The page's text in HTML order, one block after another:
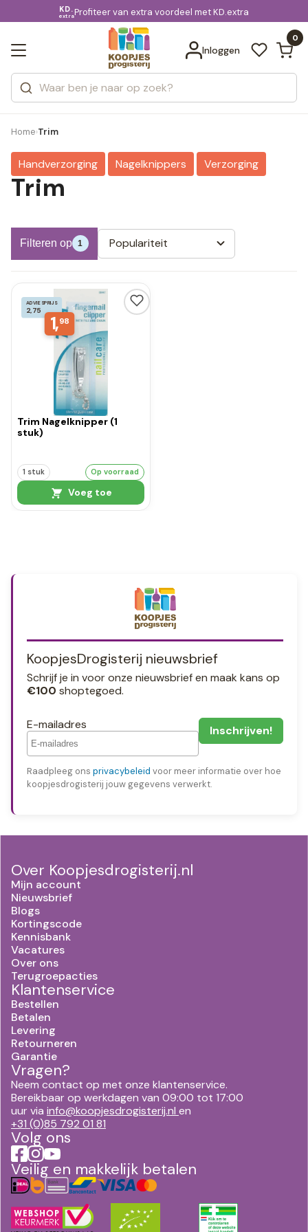
voor 20:00 uur besteld
Gratis bezorging
KD.
extraProfiteer van extra voordeel met KD.extra
Inloggen
0
Zoeken
Categorieën
Merken
Bekijk alle resultaten
Home›Trim
Handverzorging Nagelknippers Verzorging
Trim
Filteren op 1 Populariteit
ADVIESPRIJS
2,75
1,98
Trim Nagelknipper (1
stuk)
1 stuk Op voorraad
Voeg toe
KoopjesDrogisterij nieuwsbrief
Schrijf je in voor onze nieuwsbrief en maak kans op
€100 shoptegoed.
E-mailadres
Raadpleeg ons privacybeleid voor meer informatie over hoe
koopjesdrogisterij jouw gegevens verwerkt.
Over Koopjesdrogisterij.nl
Mijn account
Nieuwsbrief
Blogs
Kortingscode
Kennisbank
Vacatures
Over ons
Terugroepacties
Klantenservice
Bestellen
Betalen
Levering
Retourneren
Garantie
Vragen?
Neem contact op met onze klantenservice.
Bereikbaar op werkdagen van 09:00 tot 17:00
uur via info@koopjesdrogisterij.nl en
+31 (0)85 792 01 81
Volg ons
Veilig en makkelijk betalen